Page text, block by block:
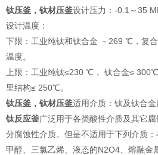
钛压釜，钛材压釜设计压力：-0.1～35
设计温度：
下限：工业纯钛和钛合金 －269 ℃，复
温度。
上限：工业纯钛≤230 ℃， 钛合金≤
里结构≤ 250℃。
钛压釜，钛材压釜适用介质：钛及钛合金
钛反应釜广泛用于各类酸性介质及其它
分腐蚀性介质。但是不适用于下列介质：
甲醇、三氯乙烯、液态的N2O4、熔融金